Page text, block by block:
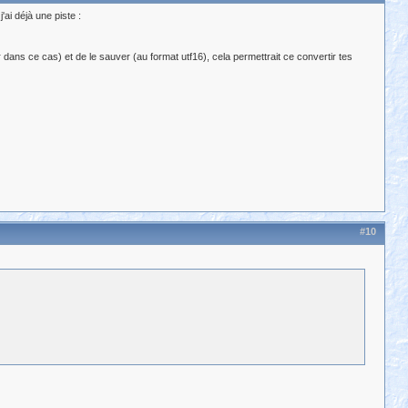
déjà une piste :
ce cas) et de le sauver (au format utf16), cela permettrait ce convertir tes
#10